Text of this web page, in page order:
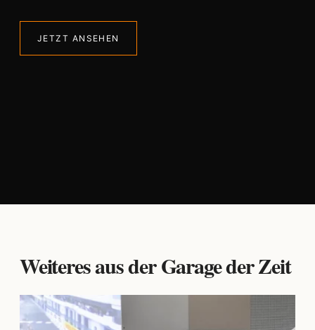
JETZT ANSEHEN
Weiteres aus der Garage der Zeit